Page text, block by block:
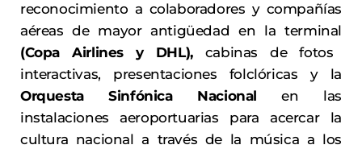
reconocimiento a colaboradores y compañías
aéreas de mayor antigüedad en la terminal
(Copa Airlines y DHL),cabinas de fotos
interactivas, presentaciones folclóricas y la
Orquesta Sinfónica Nacionalen las
instalaciones aeroportuarias para acercar la
cultura nacional a través de la música a los